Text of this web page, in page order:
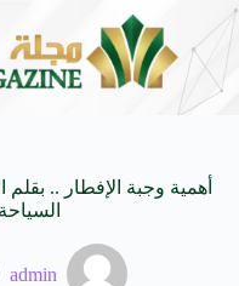
من النكهات البرازيلية 6 أغسطس 2026
أهمية وجبة الإفطار ..
admin